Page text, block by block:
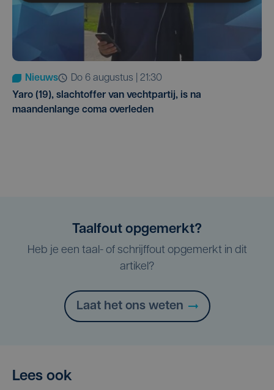
Nieuws
do 6 augustus | 21:30
Yaro (19), slachtoffer van vechtpartij, is na
maandenlange coma overleden
Taalfout opgemerkt?
Heb je een taal- of schrijffout opgemerkt in dit
artikel?
Laat het ons weten
Lees ook